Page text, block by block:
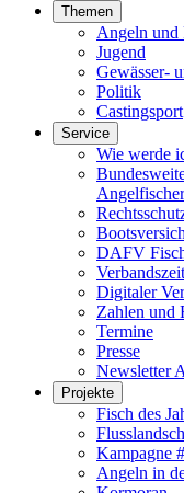
Themen
Angeln und
Jugend
Gewässer-
Politik
Castingsport
Service
Wie werde
DAFV
Digitaler
Zahlen und
Termine
Presse
Newsletter
Projekte
Fisch des
Kampagne
Angeln in